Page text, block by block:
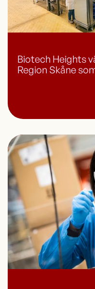
Biotech Heights
Region Skåne